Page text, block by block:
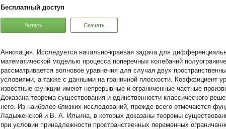
Бесплатный доступ
Читать Скачать
Исследуется начально-краевая задача для
математической моделью процесса поперечных колебаний
рассматривается волновое уравнения для случая двух
условиями, а также с данными на граничной плоскости. Коэффициент
известные функции имеют непрерывные и ограниченные частные
Доказана теорема существования и единственности классического
него. Из наиболее близких исследований, прежде всего отмечаются
Ладыженской и В. А. Ильина, в которых доказаны теоремы
при условии принадлежности пространственных переменных